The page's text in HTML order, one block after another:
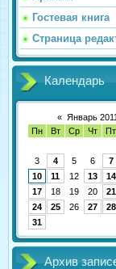
Гостевая книга
Страница
Календарь
« Январь 2011
Пн
Вт Ср Чт Пт
3
4 5 6 7
10
11 12 13 14
17
18 19 20 21
24
25 26 27 28
31
Архив